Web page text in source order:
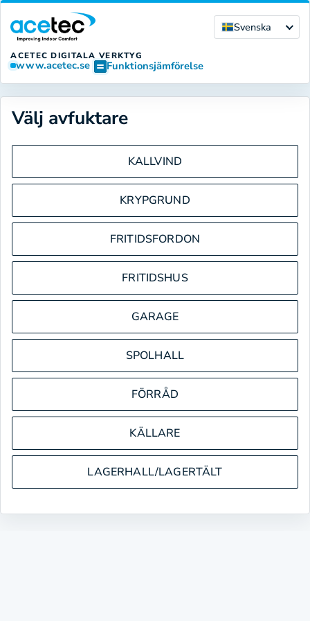
ACETEC DIGITALA VERKTYG
www.acetec.se Funktionsjämförelse
Svenska
Välj avfuktare
KALLVIND
KRYPGRUND
FRITIDSFORDON
FRITIDSHUS
GARAGE
SPOLHALL
FÖRRÅD
KÄLLARE
LAGERHALL/LAGERTÄLT